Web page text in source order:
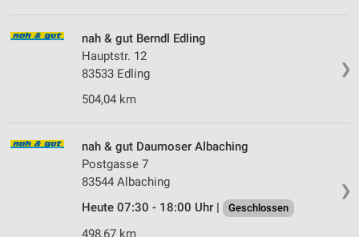
❯
nah & gut Berndl Edling
Hauptstr. 12
83533 Edling
504,04 km
❯
nah & gut Daumoser Albaching
Postgasse 7
83544 Albaching
Heute 07:30 - 18:00 Uhr |
Geschlossen